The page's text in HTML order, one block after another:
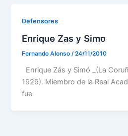
Defensores
Enrique Zas y Simo
Fernando Alonso/24/11/2010
Enrique Zás y Simó _(La
1929). Miembro de la Real
fue